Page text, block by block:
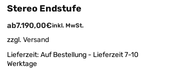
Stereo Endstufe
ab7.190,00€inkl. MwSt.
zzgl. Versand
Lieferzeit: Auf Bestellung - Lieferzeit 7-10
Werktage